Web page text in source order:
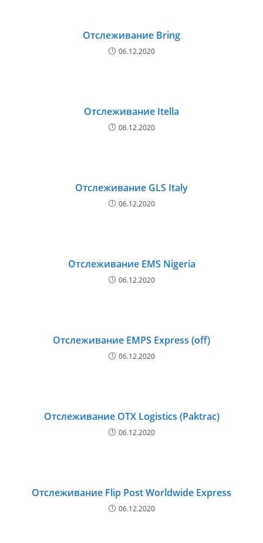
Отслеживание Bring
06.12.2020
Отслеживание Itella
06.12.2020
Отслеживание GLS Italy
06.12.2020
Отслеживание EMS Nigeria
06.12.2020
Отслеживание EMPS Express (off)
06.12.2020
Отслеживание OTX Logistics (Paktrac)
06.12.2020
Отслеживание Flip Post Worldwide Express
06.12.2020